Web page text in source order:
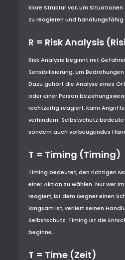
klare Struktur vor, um
zu reagieren und handlungsfähig
R = Risk Analysis
Risk Analysis beginnt mit
Sensibilisierung, um
Dazu gehört die Analyse eines
oder einer Person
rechtzeitig reagiert, kann
verhindern. Selbstschutz
sondern auch vorbeugendes
T = Timing (Timing)
Timing bedeutet, den richtigen
einer Aktion zu wählen. Nur wer
reagiert, ist dem Gegner einen
langsam ist, verliert seinen
Selbstschutz. Timing ist die
beginne.
T = Time (Zeit)